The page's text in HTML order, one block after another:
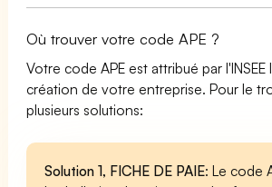
Où trouver votre code APE ?
Votre code APE est attribué par l'INSEE
création de votre entreprise. Pour le
plusieurs solutions:
Solution 1, FICHE DE PAIE: Le code